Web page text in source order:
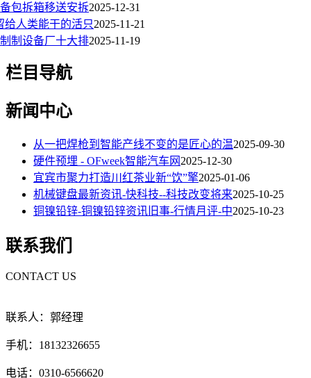
包拆箱移送安拆2025-12-31
给人类能干的活只2025-11-21
制设备厂十大排2025-11-19
栏目导航
新闻中心
从一把焊枪到智能产线不变的是匠心的温2025-09-30
硬件预埋 - OFweek智能汽车网2025-12-30
宜宾市聚力打造川红茶业新“饮”擎2025-01-06
机械键盘最新资讯-快科技--科技改变将来2025-10-25
铜镍铅锌-铜镍铅锌资讯旧事-行情月评-中2025-10-23
联系我们
CONTACT US
联系人：郭经理
手机：18132326655
电话：0310-6566620